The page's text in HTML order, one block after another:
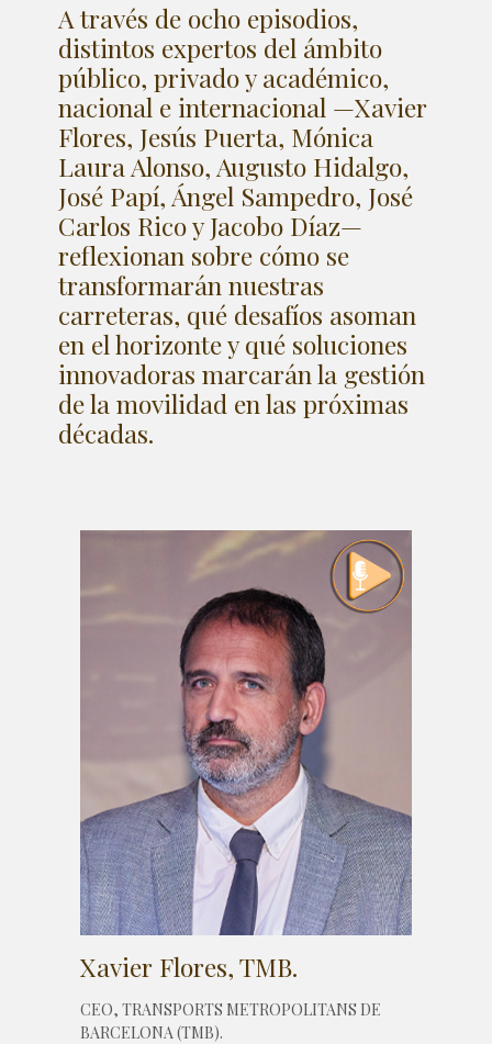
A través de ocho episodios,
distintos expertos del ámbito
público, privado y académico,
nacional e internacional —Xavier
Flores, Jesús Puerta, Mónica
Laura Alonso, Augusto Hidalgo,
José Papí, Ángel Sampedro, José
Carlos Rico y Jacobo Díaz—
reflexionan sobre cómo se
transformarán nuestras
carreteras, qué desafíos asoman
en el horizonte y qué soluciones
innovadoras marcarán la gestión
de la movilidad en las próximas
décadas.
Xavier Flores, TMB.
CEO, TRANSPORTS METROPOLITANS DE
BARCELONA (TMB).